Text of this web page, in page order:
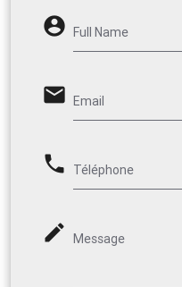
account_circle Full Name
email Email
phone Téléphone
mode_edit Message